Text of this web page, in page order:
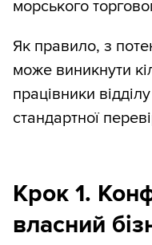
морського
Як правило, з
може виникнути
працівники
стандартної
Крок 1.
власний